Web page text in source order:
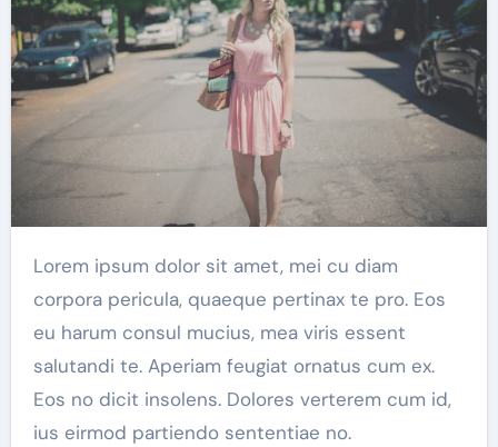
Lorem ipsum dolor sit amet, mei cu diam
corpora pericula, quaeque pertinax te pro. Eos
eu harum consul mucius, mea viris essent
salutandi te. Aperiam feugiat ornatus cum ex.
Eos no dicit insolens. Dolores verterem cum id,
ius eirmod partiendo sententiae no.